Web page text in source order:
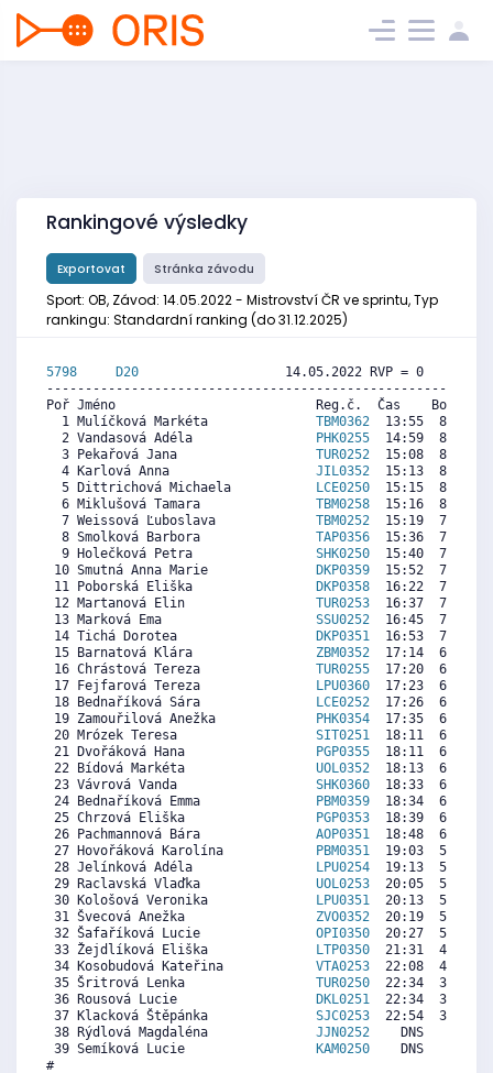
Rankingové výsledky
Exportovat Stránka závodu
Sport: OB, Závod: 14.05.2022 - Mistrovství ČR ve sprintu, Typ
rankingu: Standardní ranking (do 31.12.2025)
5798 D20
14.05.2022 RVP = 0     IP
Poř Jméno                          Reg.č.  Čas    Body
  1 Mulíčková Markéta
TBM0362
13:55  8791
  2 Vandasová Adéla
PHK0255
14:59  8183
  3 Pekařová Jana
TUR0252
15:08  8098
  4 Karlová Anna
JIL0352
15:13  8050
  5 Dittrichová Michaela
LCE0250
15:15  8031
  6 Miklušová Tamara
TBM0258
15:16  8022
  7 Weissová Ľuboslava
TBM0252
15:19  7994
  8 Smolková Barbora
TAP0356
15:36  7832
  9 Holečková Petra
SHK0250
15:40  7794
10 Smutná Anna Marie
DKP0359
15:52  7680
11 Poborská Eliška
DKP0358
16:22  7396
12 Martanová Elin TUR0253
16:37  7253
13 Marková Ema SSU0252
16:45  7177
14 Tichá Dorotea
DKP0351
16:53  7101
15 Barnatová Klára ZBM0352
17:14  6902
16 Chrástová Tereza TUR0255
17:20  6845
17 Fejfarová Tereza
LPU0360
17:23  6817
18 Bednaříková Sára
LCE0252
17:26  6788
19 Zamouřilová Anežka
PHK0354
17:35  6703
20 Mrózek Teresa SIT0251
18:11  6361
21 Dvořáková Hana
PGP0355
18:11  6361
22 Bídová Markéta UOL0352
18:13  6342
23 Vávrová Vanda SHK0360
18:33  6153
24 Bednaříková Emma
PBM0359
18:34  6143
25 Chrzová Eliška
PGP0353
18:39  6096
26 Pachmannová Bára AOP0351
18:48  6010
27 Hovořáková Karolína
PBM0351
19:03  5868
28 Jelínková Adéla
LPU0254
19:13  5773
29 Raclavská Vlaďka UOL0253
20:05  5279
30 Kološová Veronika
LPU0351
20:13  5204
31 Švecová Anežka ZVO0352
20:19  5147
32 Šafaříková Lucie OPI0350
20:27  5071
33 Žejdlíková Eliška
LTP0350
21:31  4463
34 Kosobudová Kateřina VTA0253
22:08  4112
35 Šritrová Lenka TUR0250
22:34  3865
36 Rousová Lucie
DKL0251
22:34  3865
37 Klacková Štěpánka SJC0253
22:54  3676
38 Rýdlová Magdaléna JJN0252
DNS     0
39 Semíková Lucie
KAM0250
DNS     0